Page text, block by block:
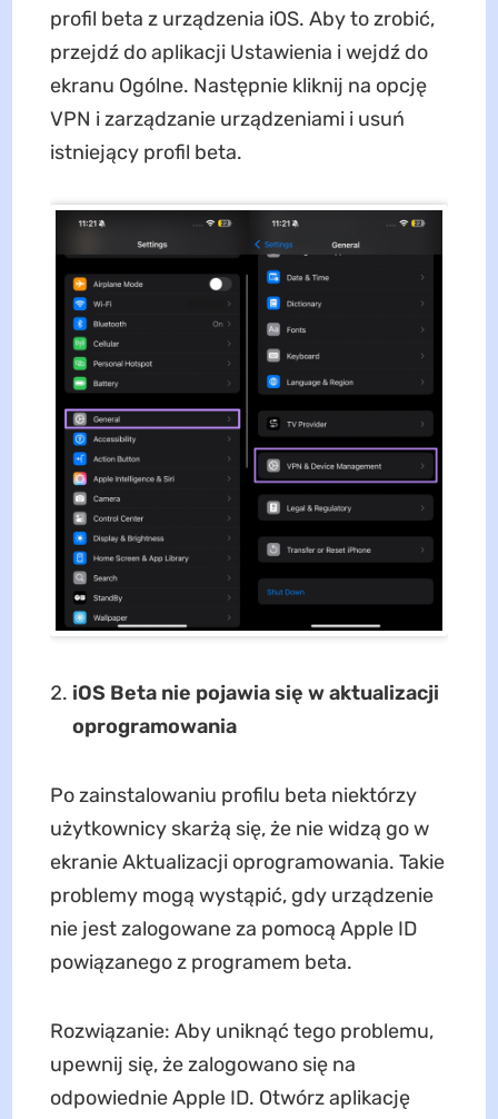
profil beta z urządzenia iOS. Aby to zrobić,
przejdź do aplikacji Ustawienia i wejdź do
ekranu Ogólne. Następnie kliknij na opcję
VPN i zarządzanie urządzeniami i usuń
istniejący profil beta.
iOS Beta nie pojawia się w aktualizacji
oprogramowania
Po zainstalowaniu profilu beta niektórzy
użytkownicy skarżą się, że nie widzą go w
ekranie Aktualizacji oprogramowania. Takie
problemy mogą wystąpić, gdy urządzenie
nie jest zalogowane za pomocą Apple ID
powiązanego z programem beta.
Rozwiązanie: Aby uniknąć tego problemu,
upewnij się, że zalogowano się na
odpowiednie Apple ID. Otwórz aplikację